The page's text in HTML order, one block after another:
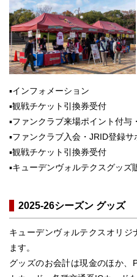
▪️インフォメーション
▪️観戦チケット引換券受付
▪️ファンクラブ来場ポイント付与
▪️ファンクラブ入会・JRID登録サ
▪️観戦チケット引換券受付
▪️キューデンヴォルテクスグッズ
2025-26シーズン グッズ
キューデンヴォルテクスオリジ
ます。
グッズのお会計は現金のほか、